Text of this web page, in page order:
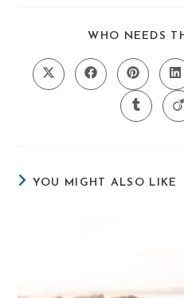
WHO NEEDS
Opens
in
Opens
in
Opens
in
a
new
window
in
a
Opens
in
YOU MIGHT ALSO LIKE